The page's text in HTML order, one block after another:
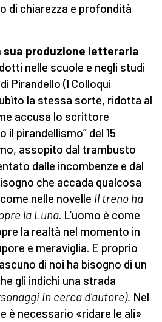
di chiarezza e profondità
sua produzione letteraria
nelle scuole e negli studi
Pirandello (I Colloqui
la stessa sorte, ridotta al
accusa lo scrittore
il pirandellismo” del 15
assopito dal trambusto
dalle incombenze e dal
che accada qualcosa
nelle novelle Il treno ha
la Luna. L’uomo è come
la realtà nel momento in
e meraviglia. E proprio
di noi ha bisogno di un
gli indichi una strada
in cerca d’autore). Nel
è necessario «ridare le ali»